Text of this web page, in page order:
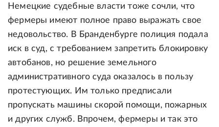
Немецкие судебные власти тоже сочли, что
фермеры имеют полное право выражать свое
недовольство. В Бранденбурге полиция подала
иск в суд, с требованием запретить блокировку
автобанов, но решение земельного
административного суда оказалось в пользу
протестующих. Им только предписали
пропускать машины скорой помощи, пожарных
и других служб. Впрочем, фермеры и так это